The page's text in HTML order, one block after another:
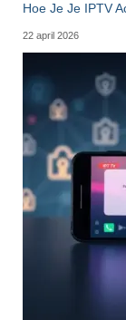
Hoe Je Je IPTV
22 april 2026